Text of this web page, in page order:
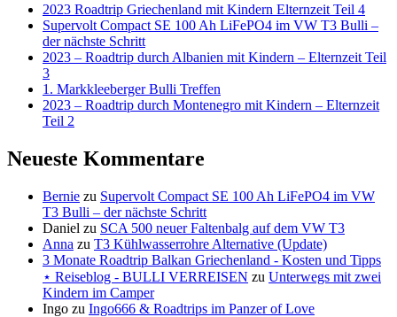
2023 Roadtrip Griechenland mit Kindern Elternzeit Teil 4
Supervolt Compact SE 100 Ah LiFePO4 im VW T3 Bulli –
der nächste Schritt
2023 – Roadtrip durch Albanien mit Kindern – Elternzeit Teil
3
1. Markkleeberger Bulli Treffen
2023 – Roadtrip durch Montenegro mit Kindern – Elternzeit
Teil 2
Neueste Kommentare
Bernie zu Supervolt Compact SE 100 Ah LiFePO4 im VW
T3 Bulli – der nächste Schritt
Daniel zu SCA 500 neuer Faltenbalg auf dem VW T3
Anna zu T3 Kühlwasserrohre Alternative (Update)
3 Monate Roadtrip Balkan Griechenland - Kosten und Tipps
⋆ Reiseblog - BULLI VERREISEN zu Unterwegs mit zwei
Kindern im Camper
Ingo zu Ingo666 & Roadtrips im Panzer of Love